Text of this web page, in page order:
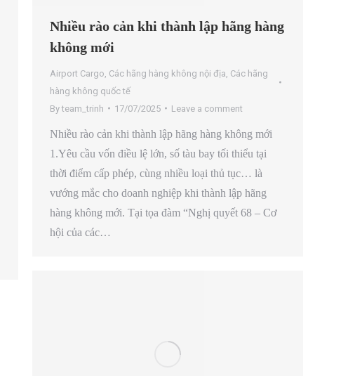
Nhiều rào cản khi thành lập hãng hàng
không mới
Airport Cargo Các hãng hàng không nội địa Các hãng
hàng không quốc tế
Byteam_trinh 17/07/2025 Leave a comment
Nhiều rào cản khi thành lập hãng hàng không mới
1.Yêu cầu vốn điều lệ lớn, số tàu bay tối thiểu tại
thời điểm cấp phép, cùng nhiều loại thủ tục… là
vướng mắc cho doanh nghiệp khi thành lập hãng
hàng không mới. Tại tọa đàm “Nghị quyết 68 – Cơ
hội của các…